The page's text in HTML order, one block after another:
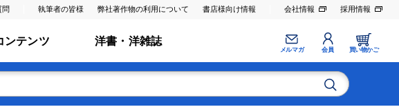
問 執筆者の皆様 弊社著作物の利用について 書店様向け情報 会社情報 採用情報
ンテンツ 洋書・洋雑誌
メルマガ 会員 買い物かご